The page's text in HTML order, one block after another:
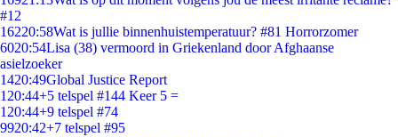
#12
16220:58Wat is jullie binnenhuistemperatuur? #81 Horrorzomer
6020:54Lisa (38) vermoord in Griekenland door Afghaanse
asielzoeker
1420:49Global Justice Report
1 20:44+5 telspel #144 Keer 5 =
1 20:44+9 telspel #74
9920:42+7 telspel #95